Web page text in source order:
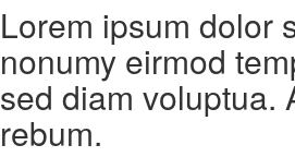
Lorem ipsum dolor
nonumy eirmod
sed diam voluptua.
rebum.